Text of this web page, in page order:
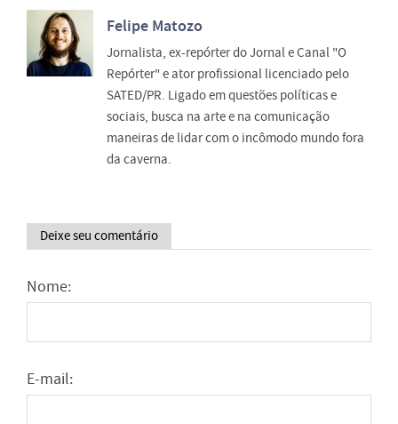
Felipe Matozo
Jornalista, ex-repórter do Jornal e Canal "O
Repórter" e ator profissional licenciado pelo
SATED/PR. Ligado em questões políticas e
sociais, busca na arte e na comunicação
maneiras de lidar com o incômodo mundo fora
da caverna.
Deixe seu comentário
Nome:
E-mail: